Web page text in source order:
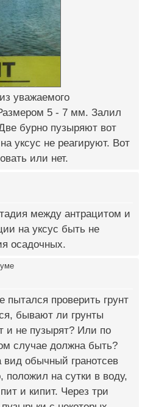
уважаемого
5 - 7 мм. Залил
бурно пузыряют вот
уксус не реагируют. Вот
или нет.
между антрацитом и
на уксус быть не
осадочных.
пытался проверить грунт
бывают ли грунты
и не пузырят? Или по
случае должна быть?
вид обычный гранотсев
положил на сутки в воду,
и кипит. Через три